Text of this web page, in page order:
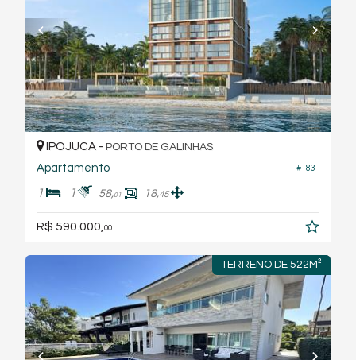
#183
IPOJUCA - PORTO DE GALINHAS
Apartamento
1 1 58,01 18,45
R$ 590.000, 00
TERRENO DE 522M²